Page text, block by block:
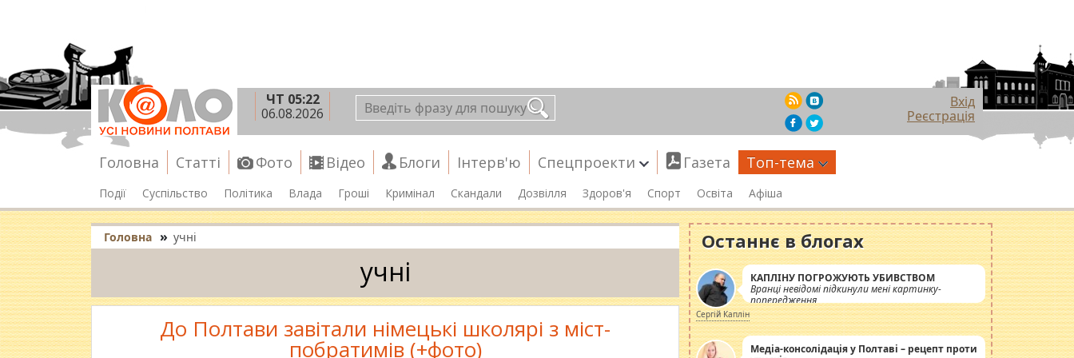
ЧТ 05:22
06.08.2026
Вхід
Реєстрація
Головна Статті Фото Відео Блоги Інтерв'ю Спецпроекти Газета Топ-тема
Події Суспільство Політика Влада Гроші Кримінал Скандали Дозвілля Здоров'я Спорт Освіта Афіша
Головна » учні
учні
До Полтави завітали німецькі школярі з міст-
побратимів (+фото)
Останнє в блогах
КАПЛІНУ ПОГРОЖУЮТЬ УБИВСТВОМ
Вранці невідомі підкинули мені картинку-
попередження
Сергій Каплін
Медіа-консолідація у Полтаві – рецепт проти